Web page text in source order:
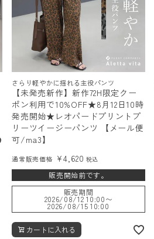
さらり軽やかに揺れる主役パンツ
【未発売新作】新作72H限定クー
ポン利用で10%OFF★8月12日10時
発売開始★レオパードプリントプ
リーツイージーパンツ 【メール便
可/ma3】
通常販売価格 ¥4,620 税込
販売開始前です。
販売期間
2026/08/12 10:00〜
2026/08/15 10:00
カートに入れる